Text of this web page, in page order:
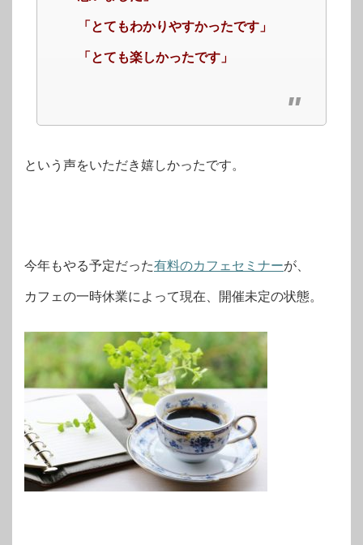
「とてもわかりやすかったです」
「とても楽しかったです」
という声をいただき嬉しかったです。
今年もやる予定だった有料のカフェセミナーが、
カフェの一時休業によって現在、開催未定の状態。